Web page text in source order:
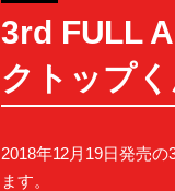
3rd FULL
クトップ
2018年12月19日発売
ます。